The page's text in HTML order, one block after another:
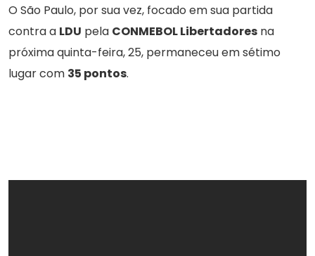
O São Paulo, por sua vez, focado em sua partida
contra a LDU pela CONMEBOL Libertadores na
próxima quinta-feira, 25, permaneceu em sétimo
lugar com 35 pontos.